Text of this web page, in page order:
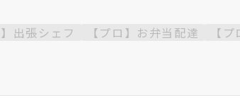
】出張シェフ 【プロ】お弁当配達 【